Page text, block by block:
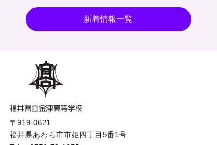
新着情報一覧
〒919-0621
福井県あわら市市姫四丁目5番1号